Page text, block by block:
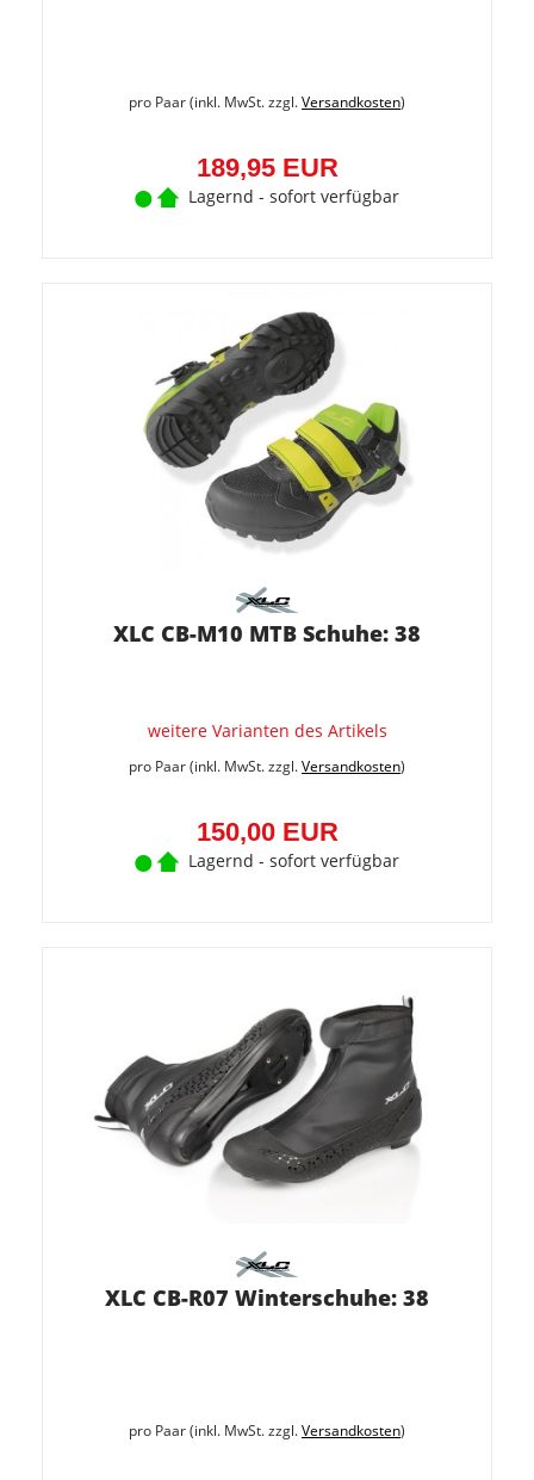
pro Paar (inkl. MwSt. zzgl.Versandkosten)
189,95 EUR
Lagernd - sofort verfügbar
XLC CB-M10 MTB Schuhe: 38
weitere Varianten des Artikels
pro Paar (inkl. MwSt. zzgl.Versandkosten)
150,00 EUR
Lagernd - sofort verfügbar
XLC CB-R07 Winterschuhe: 38
pro Paar (inkl. MwSt. zzgl.Versandkosten)